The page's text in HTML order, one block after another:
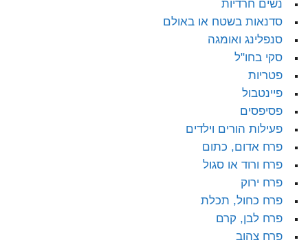
נשים חרדיות
סדנאות בשטח או באולם
סנפלינג ואומגה
סקי בחו"ל
פטריות
פיינטבול
פסיפסים
פעילות הורים וילדים
פרח אדום, כתום
פרח ורוד או סגול
פרח ירוק
פרח כחול, תכלת
פרח לבן, קרם
פרח צהוב